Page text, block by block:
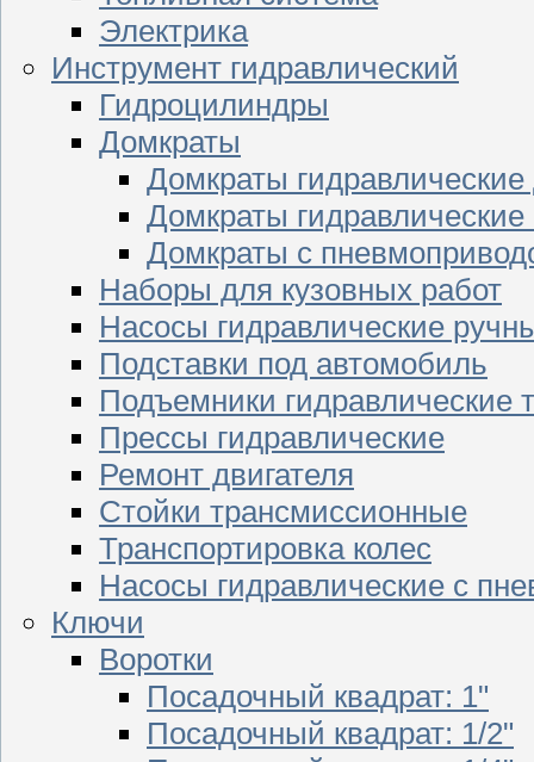
Электрика
Инструмент гидравлический
Гидроцилиндры
Домкраты
Домкраты
Домкраты гидравлические
Домкраты с
Наборы для кузовных работ
Насосы гидравлические
Подставки под автомобиль
Подъемники гидравлические
Прессы гидравлические
Ремонт двигателя
Стойки трансмиссионные
Транспортировка колес
Насосы гидравлические с
Ключи
Воротки
Посадочный квадрат: 1"
Посадочный квадрат: 1/2"